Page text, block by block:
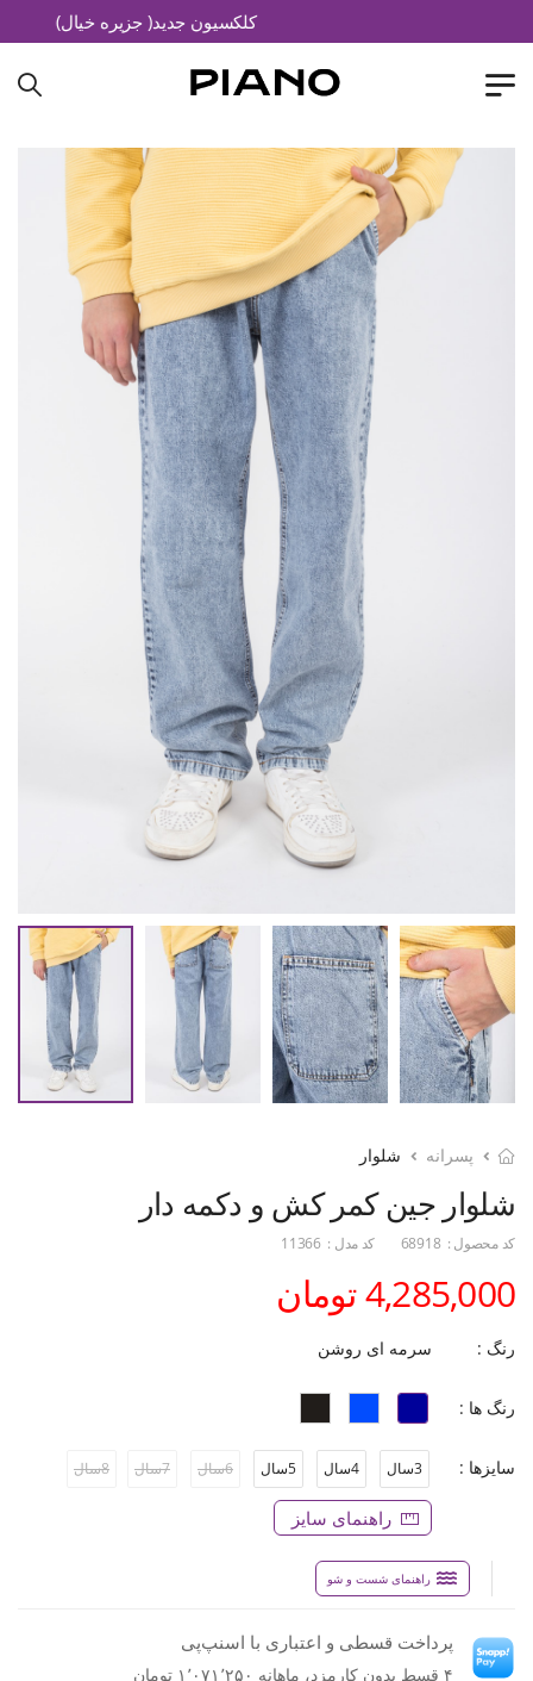
کلکسیون جدید( جزیره خیال)
پسرانه شلوار
شلوار جین کمر کش و دکمه دار
کد محصول : 68918 کد مدل : 11366
4,285,000 تومان
رنگ : سرمه ای روشن
رنگ ها :
سایزها : 3سال 4سال 5سال 6سال 7سال 8سال
راهنمای سایز
راهنمای شست و شو
پرداخت قسطی و اعتباری با اسنپ‌پی
۴ قسط بدون کارمزد، ماهانه ۱٬۰۷۱٬۲۵۰ تومان